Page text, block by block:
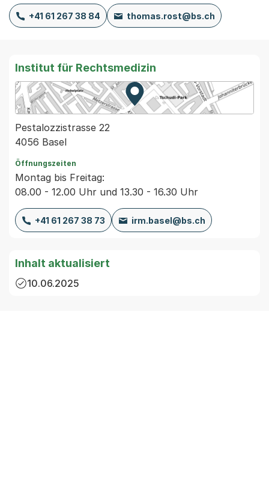
+41 61 267 38 84 thomas.rost@bs.ch
Institut für Rechtsmedizin
Zur Karte von MapBS.
Externer Link, wird in einem
Pestalozzistrasse 22
4056 Basel
Öffnungszeiten
Montag bis Freitag:
08.00 - 12.00 Uhr und 13.30 - 16.30 Uhr
+41 61 267 38 73 irm.basel@bs.ch
Inhalt aktualisiert
10.06.2025